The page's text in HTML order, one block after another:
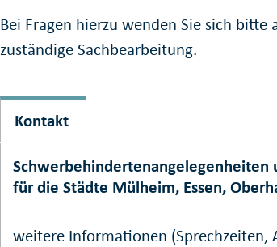
Bei Fragen hierzu wenden Sie sich bitte
zuständige Sachbearbeitung.
Kontakt
Schwerbehindertenangelegenheiten
für die Städte Mülheim, Essen,
weitere Informationen (Sprechzeiten,